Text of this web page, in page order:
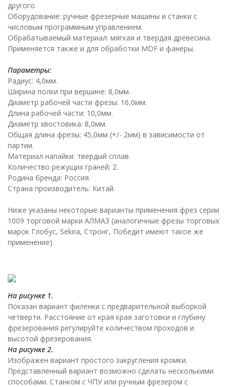
другого.
Оборудование: ручные фрезерные машины и станки с
числовым программным управлением.
Обрабатываемый материал: мягкая и твердая древесина.
Применяется также и для обработки MDF и фанеры.
Параметры:
Радиус: 4,0мм.
Ширина полки при вершине: 8,0мм.
Диаметр рабочей части фрезы: 16,0мм.
Длина рабочей части: 10,0мм.
Диаметр хвостовика: 8,0мм.
Общая длина фрезы: 45,0мм (+/- 2мм) в зависимости от
партии.
Материал напайки: твердый сплав.
Количество режущих граней: 2.
Родина бренда: Россия.
Страна производитель: Китай.
Ниже указаны некоторые варианты применения фрез серии
1009 торговой марки АЛМАЗ (аналогичные фрезы торговых
марок Глобус, Sekira, Стронг, Победит имеют такое же
применение).
На рисунке 1.
Показан вариант филенки с предварительной выборкой
четверти. Расстояние от края края заготовки и глубину
фрезерования регулируйте количеством проходов и
высотой фрезерования.
На рисунке 2.
Изображен вариант простого закругления кромки.
Представленный вариант возможно сделать несколькими
способами. Станком с ЧПУ или ручным фрезером с